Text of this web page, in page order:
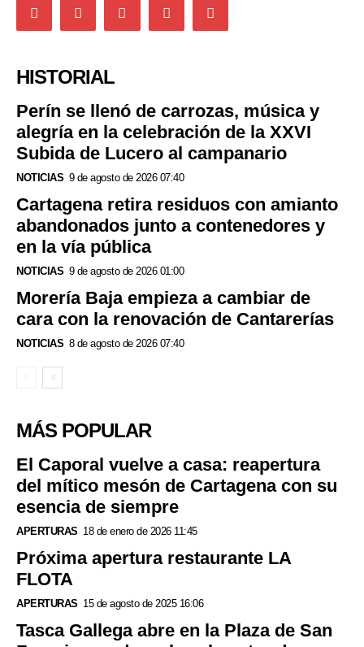
HISTORIAL
Perín se llenó de carrozas, música y
alegría en la celebración de la XXVI
Subida de Lucero al campanario
NOTICIAS 9 de agosto de 2026 07:40
Cartagena retira residuos con amianto
abandonados junto a contenedores y
en la vía pública
NOTICIAS 9 de agosto de 2026 01:00
Morería Baja empieza a cambiar de
cara con la renovación de Cantarerías
NOTICIAS 8 de agosto de 2026 07:40
MÁS POPULAR
El Caporal vuelve a casa: reapertura
del mítico mesón de Cartagena con su
esencia de siempre
APERTURAS 18 de enero de 2026 11:45
Próxima apertura restaurante LA
FLOTA
APERTURAS 15 de agosto de 2025 16:06
Tasca Gallega abre en la Plaza de San